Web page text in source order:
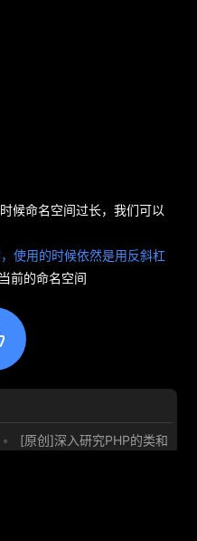
命名空间过长，我们可以
使用的时候依然是用反斜杠
的命名空间
•
[原创]深入研究PHP的类和